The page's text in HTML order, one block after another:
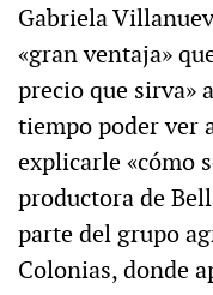
Gabriela
«gran ventaja»
precio que sirva»
tiempo poder ver
explicarle «cómo
productora de
parte del grupo
Colonias, donde